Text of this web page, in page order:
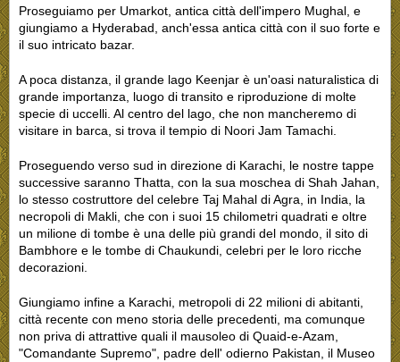
Proseguiamo per Umarkot, antica città dell'impero Mughal, e
giungiamo a Hyderabad, anch'essa antica città con il suo forte e
il suo intricato bazar.
A poca distanza, il grande lago Keenjar è un'oasi naturalistica di
grande importanza, luogo di transito e riproduzione di molte
specie di uccelli. Al centro del lago, che non mancheremo di
visitare in barca, si trova il tempio di Noori Jam Tamachi.
Proseguendo verso sud in direzione di Karachi, le nostre tappe
successive saranno Thatta, con la sua moschea di Shah Jahan,
lo stesso costruttore del celebre Taj Mahal di Agra, in India, la
necropoli di Makli, che con i suoi 15 chilometri quadrati e oltre
un milione di tombe è una delle più grandi del mondo, il sito di
Bambhore e le tombe di Chaukundi, celebri per le loro ricche
decorazioni.
Giungiamo infine a Karachi, metropoli di 22 milioni di abitanti,
città recente con meno storia delle precedenti, ma comunque
non priva di attrattive quali il mausoleo di Quaid-e-Azam,
"Comandante Supremo", padre dell' odierno Pakistan, il Museo